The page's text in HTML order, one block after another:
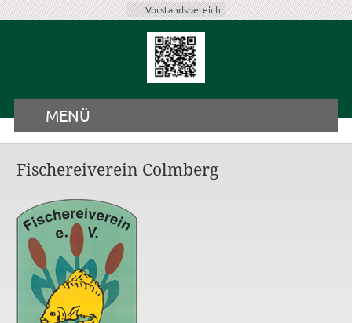
Vorstandsbereich
MENÜ
Fischereiverein Colmberg